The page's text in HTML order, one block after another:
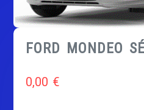
FORD MONDEO
0,00 €